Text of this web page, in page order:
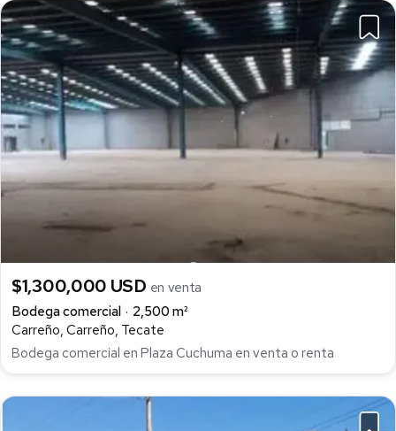
$1,300,000 USD en venta
Bodega comercial
2,500 m²
Carreño, Carreño, Tecate
Bodega comercial en Plaza Cuchuma en venta o renta